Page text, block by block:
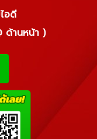
อดี
ด้านหน้า )